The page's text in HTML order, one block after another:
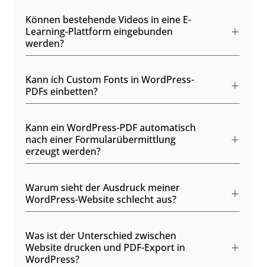
Können bestehende Videos in eine E-
Learning-Plattform eingebunden
werden?
Kann ich Custom Fonts in WordPress-
PDFs einbetten?
Kann ein WordPress-PDF automatisch
nach einer Formularübermittlung
erzeugt werden?
Warum sieht der Ausdruck meiner
WordPress-Website schlecht aus?
Was ist der Unterschied zwischen
Website drucken und PDF-Export in
WordPress?